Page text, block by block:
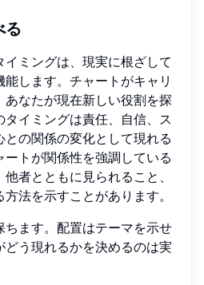
る
イミングは、現実に根ざして
します。チャートがキャリ
あなたが現在新しい役割を探
タイミングは責任、自信、ス
の関係の変化として現れる
トが関係性を強調している
者とともに見られること、
法を示すことがあります。
ちます。配置はテーマを示せ
どう現れるかを決めるのは実